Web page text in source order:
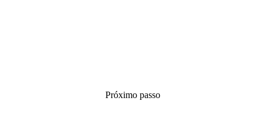
Próximo passo